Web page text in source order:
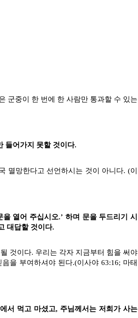
군중이 한 번에 한 사람만 통과할 수 있는
들어가지 못할 것이다.
멸망한다고 선언하시는 것이 아니다. (이
열어 주십시오.’ 하며 문을 두드리기 시
대답할 것이다.
것이다. 우리는 각자 지금부터 힘을 써야
을 부여하셔야 된다.(이사야 63:16; 마태
서 먹고 마셨고, 주님께서는 저희가 사는